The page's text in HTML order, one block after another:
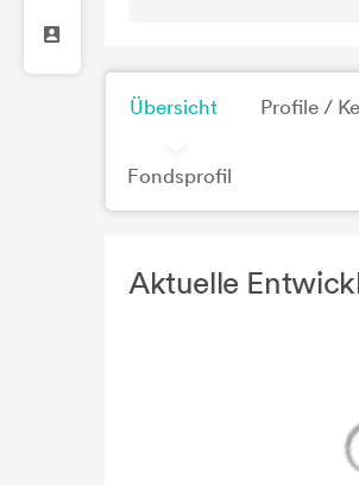
Übersicht Profile /
Fondsprofil
Aktuelle